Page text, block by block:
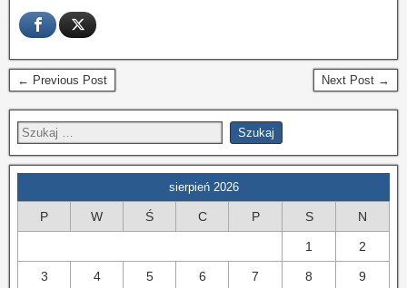
← Previous Post Next Post →
sierpień 2026
P W Ś C P S N
1 2
3 4 5 6 7 8 9